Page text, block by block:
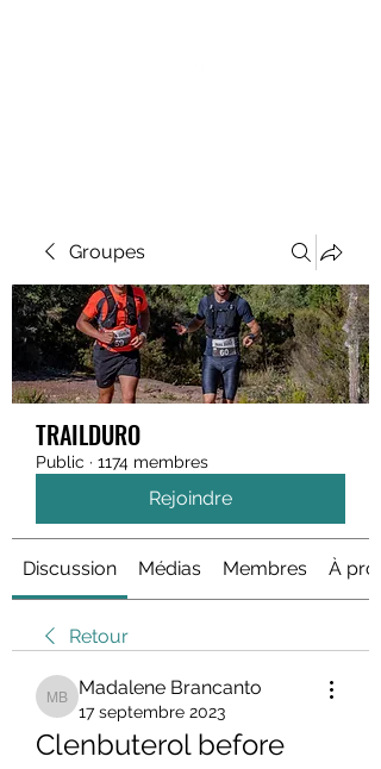
Groupes
TRAILDURO
Public · 1174 membres
Rejoindre
Discussion Médias Membres À
Retour
Madalene Brancanto
Madalene Brancanto
17 septembre 2023
Clenbuterol before